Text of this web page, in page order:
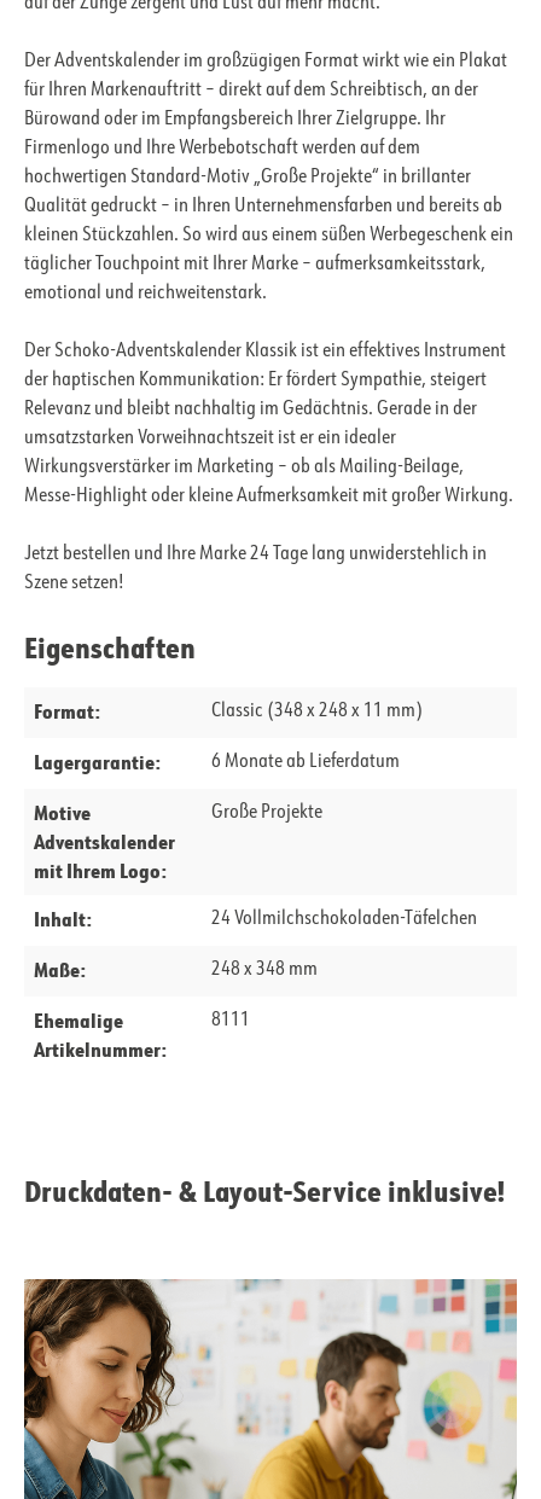
auf der Zunge zergeht und Lust auf mehr macht.
Der Adventskalender im großzügigen Format wirkt wie ein Plakat
für Ihren Markenauftritt – direkt auf dem Schreibtisch, an der
Bürowand oder im Empfangsbereich Ihrer Zielgruppe. Ihr
Firmenlogo und Ihre Werbebotschaft werden auf dem
hochwertigen Standard-Motiv „Große Projekte“ in brillanter
Qualität gedruckt – in Ihren Unternehmensfarben und bereits ab
kleinen Stückzahlen. So wird aus einem süßen Werbegeschenk ein
täglicher Touchpoint mit Ihrer Marke – aufmerksamkeitsstark,
emotional und reichweitenstark.
Der Schoko-Adventskalender Klassik ist ein effektives Instrument
der haptischen Kommunikation: Er fördert Sympathie, steigert
Relevanz und bleibt nachhaltig im Gedächtnis. Gerade in der
umsatzstarken Vorweihnachtszeit ist er ein idealer
Wirkungsverstärker im Marketing – ob als Mailing-Beilage,
Messe-Highlight oder kleine Aufmerksamkeit mit großer Wirkung.
Jetzt bestellen und Ihre Marke 24 Tage lang unwiderstehlich in
Szene setzen!
Eigenschaften
Format: Classic (348 x 248 x 11 mm)
Lagergarantie: 6 Monate ab Lieferdatum
Motive
Adventskalender
mit Ihrem Logo:
Große Projekte
Inhalt: 24 Vollmilchschokoladen-Täfelchen
Maße: 248 x 348 mm
Ehemalige
Artikelnummer:
8111
Druckdaten- & Layout-Service inklusive!